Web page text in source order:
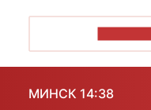
МИНСК 14:38